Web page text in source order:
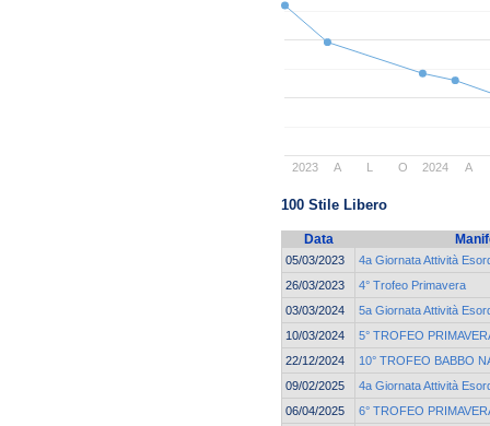
2023 2024
A L O A
100 Stile Libero
Data
05/03/2023
4a Giornata Attività
26/03/2023
4° Trofeo Primavera
03/03/2024
5a Giornata Attività
10/03/2024
5° TROFEO
22/12/2024
10° TROFEO BABBO
09/02/2025
4a Giornata Attività
06/04/2025
6° TROFEO